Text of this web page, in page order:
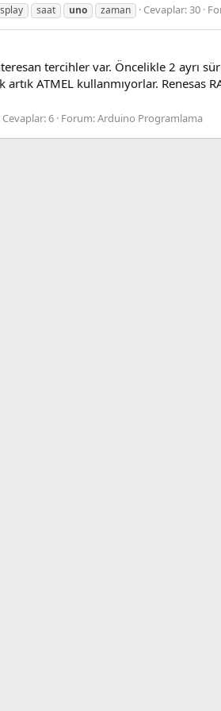
saat uno zaman Cevaplar: 30
tercihler var. Öncelikle 2 ayrı
ATMEL kullanmıyorlar. Renesas
Cevaplar: 6 Forum:Arduino Programlama